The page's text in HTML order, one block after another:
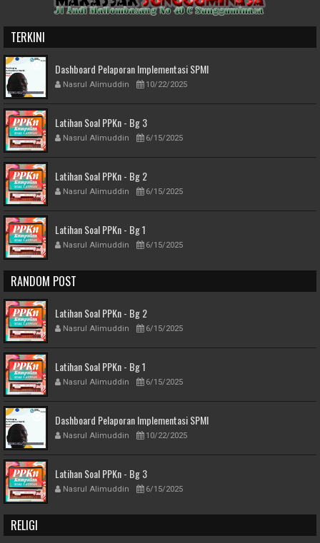
TERKINI
Dashboard Pelaporan Implementasi SPMI
Nasrul Alimuddin 10/22/2025
Latihan Soal PPKn - Bg 3
Nasrul Alimuddin 6/15/2025
Latihan Soal PPKn - Bg 2
Nasrul Alimuddin 6/15/2025
Latihan Soal PPKn - Bg 1
Nasrul Alimuddin 6/15/2025
RANDOM POST
Latihan Soal PPKn - Bg 2
Nasrul Alimuddin 6/15/2025
Latihan Soal PPKn - Bg 1
Nasrul Alimuddin 6/15/2025
Dashboard Pelaporan Implementasi SPMI
Nasrul Alimuddin 10/22/2025
Latihan Soal PPKn - Bg 3
Nasrul Alimuddin 6/15/2025
RELIGI